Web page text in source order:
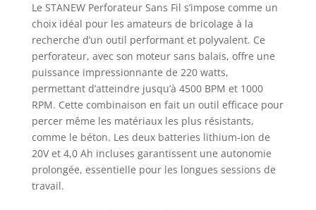
et une plage de perçage optimale de 6 à
12 mm. Perce facilement les surfaces
dures telles que l'acier, le bois, la
maçonnerie et même le béton
Ergonomique: Poignée en caoutchouc fine
et souple, poignée ergonomique,
rembourrée, confortable et
antidérapante. Equipé d'une lumière LED,
il s'allume automatiquement au
démarrage du travail et peut être
facilement contrôlé lorsque vous travaillez
dans un environnement sombre. La
Le STANEW Perforateur Sans Fil s’impose comme un
choix idéal pour les amateurs de bricolage à la
recherche d’un outil performant et polyvalent. Ce
perforateur, avec son moteur sans balais, offre une
puissance impressionnante de 220 watts,
permettant d’atteindre jusqu’à 4500 BPM et 1000
RPM. Cette combinaison en fait un outil efficace pour
percer même les matériaux les plus résistants,
comme le béton. Les deux batteries lithium-ion de
20V et 4,0 Ah incluses garantissent une autonomie
prolongée, essentielle pour les longues sessions de
travail.